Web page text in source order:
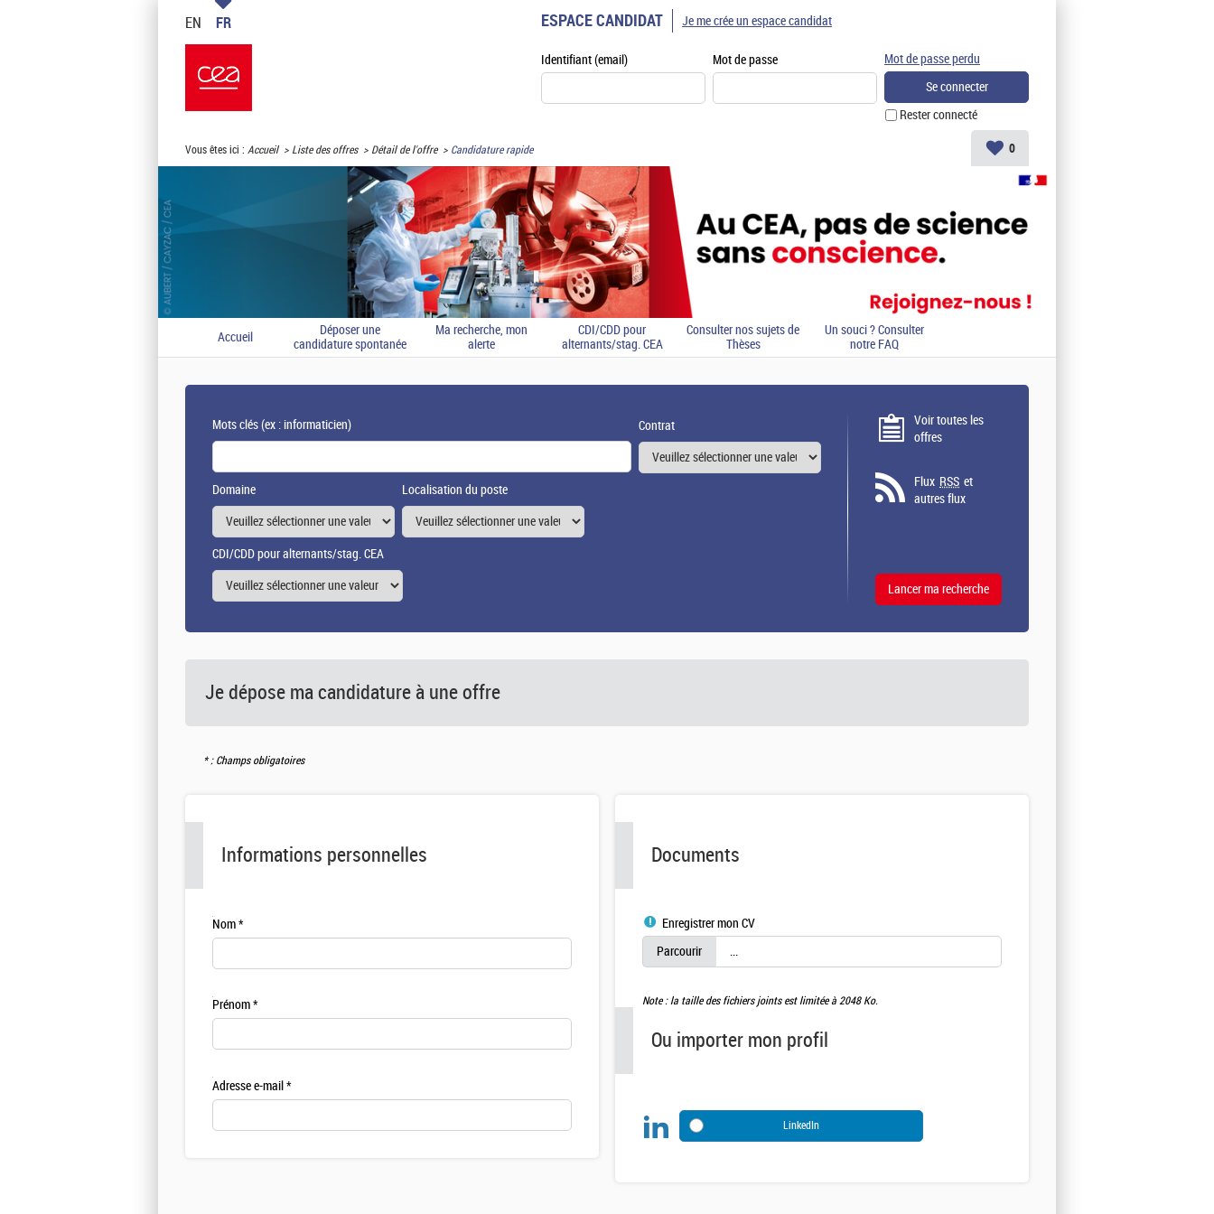
EN FR ESPACE CANDIDAT
Identifiant (email) Mot de passe
Rester connecté
Mot de passe perdu
Je me crée un espace candidat
Vous êtes ici : Accueil Liste des offres Détail de l'offre Candidature rapide 0
Accueil
Déposer une
candidature spontanée
Ma recherche, mon
alerte
CDI/CDD pour
alternants/stag. CEA
Consulter nos sujets de
Thèses
Un souci ? Consulter
notre FAQ
Mots clés(ex : informaticien) Contrat
Domaine Localisation du poste
CDI/CDD pour alternants/stag. CEA
Voir toutes les
offres
Flux RSS et
autres flux
Je dépose ma candidature à une offre
: Champs obligatoires
Documents
Enregistrer mon CV
Note : la taille des fichiers joints est limitée à 2048 Ko.
Ou importer mon profil
LinkedIn
Informations personnelles
Nom
Prénom
Adresse e-mail